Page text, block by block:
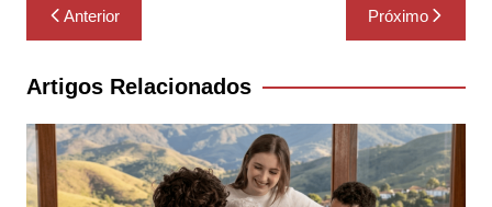
Navegação
de
Post
Anterior Próximo
Artigos Relacionados